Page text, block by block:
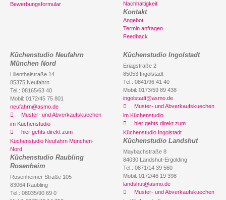
Bewerbungsformular
Nachhaltigkeit
Kontakt
Angebot
Termin anfragen
Feedback
Küchenstudio Neufahrn
München Nord
Lilienthalstraße 14
85375 Neufahrn
Tel.: 08165/63 40
Mobil: 0172/45 75 801
neufahrn@asmo.de
Muster- und Abverkaufskuechen
im Küchenstudio
hier gehts direkt zum
Küchenstudio Neufahrn München-
Nord
Küchenstudio Raubling
Rosenheim
Rosenheimer Straße 105
83064 Raubling
Tel.: 08035/90 69 0
Küchenstudio Ingolstadt
Eriagstraße 2
85053 Ingolstadt
Tel.: 0841/96 41 40
Mobil: 0173/59 89 438
ingolstadt@asmo.de
Muster- und Abverkaufskuechen
im Küchenstudio
hier gehts direkt zum
Küchenstudio Ingolstadt
Küchenstudio Landshut
Maybachstraße 8
84030 Landshut-Ergolding
Tel.: 0871/14 39 560
Mobil: 0172/46 19 398
landshut@asmo.de
Muster- und Abverkaufskuechen